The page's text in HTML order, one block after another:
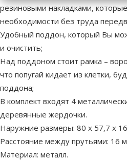
резиновыми накладками,
необходимости без труда
Удобный поддон, который Вы
и очистить;
Над поддоном стоит рамка –
что попугай кидает из клетки,
поддона;
В комплект входят 4
деревянные жердочки.
Наружние размеры: 80 x 57,7 x
Расстояние между прутьями: 16
Материал: металл.